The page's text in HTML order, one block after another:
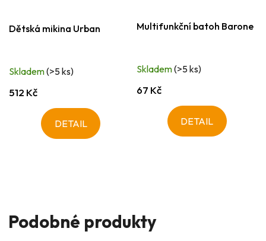
Dětská mikina Urban
Skladem(>5 ks)
512 Kč
DETAIL
Multifunkční batoh Barone
Skladem(>5 ks)
67 Kč
DETAIL
Podobné produkty